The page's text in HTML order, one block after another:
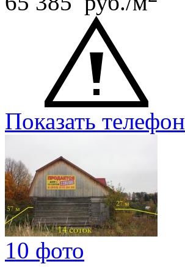
Показать телефон
10 фото